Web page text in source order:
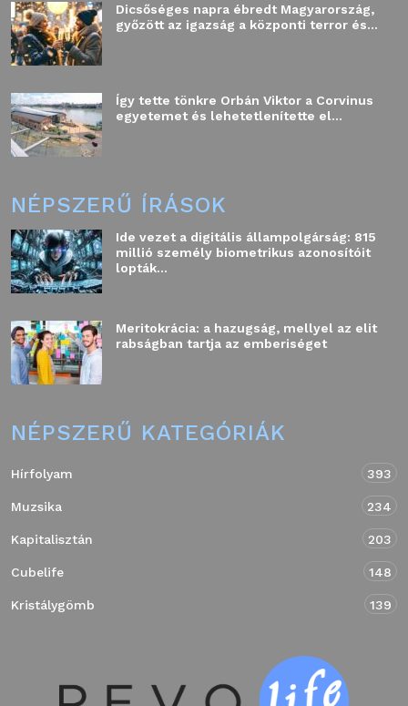
Dicsőséges napra ébredt Magyarország,
győzött az igazság a központi terror és...
Így tette tönkre Orbán Viktor a Corvinus
egyetemet és lehetetlenítette el...
NÉPSZERŰ ÍRÁSOK
Ide vezet a digitális állampolgárság: 815
millió személy biometrikus azonosítóit
lopták...
Meritokrácia: a hazugság, mellyel az elit
rabságban tartja az emberiséget
NÉPSZERŰ KATEGÓRIÁK
Hírfolyam 393
Muzsika 234
Kapitalisztán 203
Cubelife 148
Kristálygömb 139